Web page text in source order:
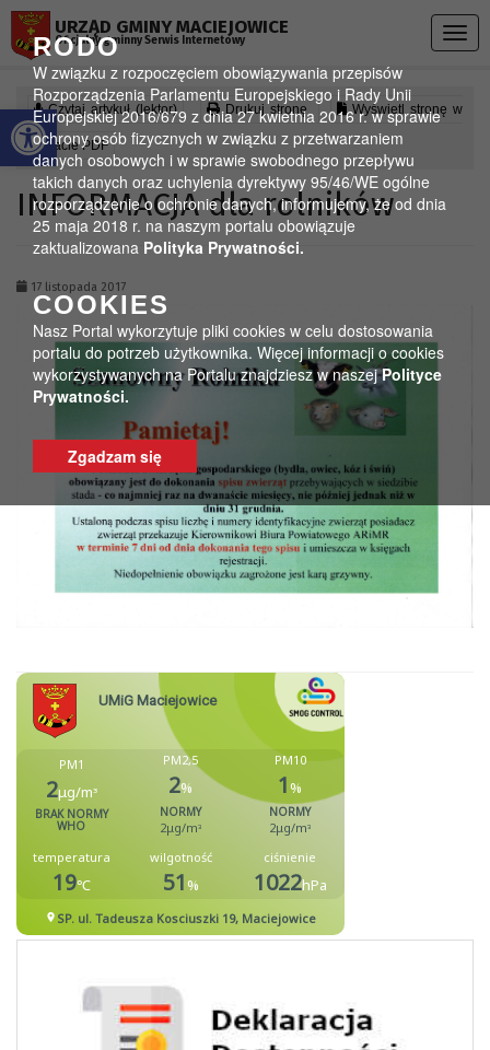
Otwórz pasek narzędzi
RODO
W związku z rozpoczęciem obowiązywania przepisów
Rozporządzenia Parlamentu Europejskiego i Rady Unii
Europejskiej 2016/679 z dnia 27 kwietnia 2016 r. w sprawie
ochrony osób fizycznych w związku z przetwarzaniem
danych osobowych i w sprawie swobodnego przepływu
takich danych oraz uchylenia dyrektywy 95/46/WE ogólne
rozporządzenie o ochronie danych, informujemy, że od dnia
25 maja 2018 r. na naszym portalu obowiązuje
zaktualizowana Polityka Prywatności.
COOKIES
Nasz Portal wykorzytuje pliki cookies w celu dostosowania
portalu do potrzeb użytkownika. Więcej informacji o cookies
wykorzystywanych na Portalu znajdziesz w naszejPolityce
Prywatności.
Zgadzam się
URZĄD GMINY MACIEJOWICE
Oficjalny gminny Serwis Internetowy
Czytaj artykuł (lektor) Drukuj stronę Wyświetl stronę w
formacie PDF
INFORMACJA dla rolników
17 listopada 2017